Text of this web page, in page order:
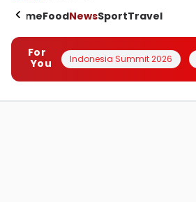
HomeFoodNewsSportTravel
For
You
Indonesia Summit 2026